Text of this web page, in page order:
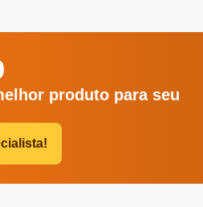
produto para seu